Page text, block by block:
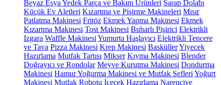
Beyaz Eşya Yedek Parça ve Bakım Ürünleri Şarap Dolabı
Küçük Ev Aletleri Kızartma ve Pişirme Makineleri Mısır
Patlatma Makinesi Fritöz Ekmek Yapma Makinesi Ekmek
Kızartma Makinesi Tost Makinesi Buharlı Pişirici Elektrikli
Izgara Waffle Makinesi Yumurta Haşlayıcı Elektrikli Tencere
ve Tava Pizza Makinesi Krep Makinesi BasküllerYiyecek
Hazırlama Mutfak Tartısı Mikser Kıyma Makinesi Blender
Doğrayıcı ve Rondolar Meyve Kurutma Makinesi Dondurma
Makinesi Hamur Yoğurma Makinesi ve Mutfak Şefleri Yoğurt
Makinesi Mutfak Robotu İçecek Hazırlama Narenciye